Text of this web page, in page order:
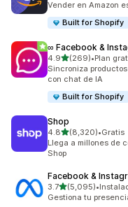
Vender en Amazon
Built for Shopify
∞ Facebook &
4.9de 5 estrellas
(269)
269 reseñas en total
•Plan
Sincroniza
con chat de IA
Built for Shopify
Shop
4.8de 5 estrellas
(8,320)
8320 reseñas en total
•Gratis
Llega a millones de
Shop
Facebook &
3.7de 5 estrellas
(5,095)
5095 reseñas en
•
Gestiona tu